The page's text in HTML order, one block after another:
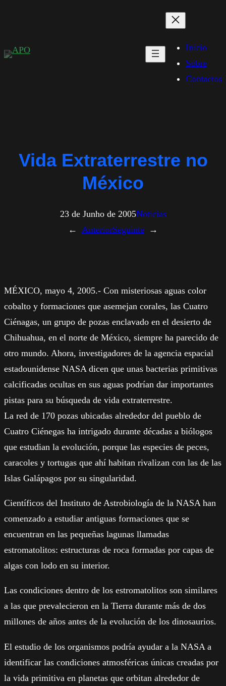
conteúdo
Início
Sobre
Contactos
Vida Extraterrestre no
México
23 de Junho de 2005Noticias
←
AnteriorSeguinte →
MÉXICO, mayo 4, 2005.- Con misteriosas aguas color
cobalto y formaciones que asemejan corales, las Cuatro
Ciénagas, un grupo de pozas enclavado en el desierto de
Chihuahua, en el norte de México, siempre ha parecido de
otro mundo. Ahora, investigadores de la agencia espacial
estadounidense NASA dicen que unas bacterias primitivas
calcificadas ocultas en sus aguas podrían dar importantes
pistas para su búsqueda de vida extraterrestre.
La red de 170 pozas ubicadas alrededor del pueblo de
Cuatro Ciénegas ha intrigado durante décadas a biólogos
que estudian la evolución, porque las especies de peces,
caracoles y tortugas que ahí habitan rivalizan con las de las
Islas Galápagos por su singularidad.
Científicos del Instituto de Astrobiología de la NASA han
comenzado a estudiar antiguas formaciones que se
encuentran en las pequeñas lagunas llamadas
estromatolitos: estructuras de roca formadas por capas de
algas con lodo en su interior.
Las condiciones dentro de los estromatolitos son similares
a las que prevalecieron en la Tierra durante más de dos
millones de años antes de la evolución de los dinosaurios.
El estudio de los organismos podría ayudar a la NASA a
identificar las condiciones atmosféricas únicas creadas por
la vida primitiva en planetas que orbitan alrededor de